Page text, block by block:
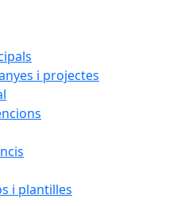
i projectes
i plantilles